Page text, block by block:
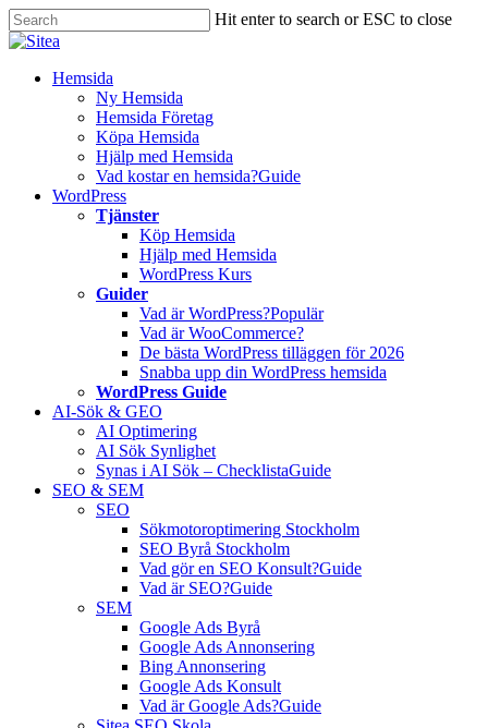
Skip
to
content
Hit enter to search or ESC to close
Close
InnehållHemsida
Ny Hemsida
Hemsida Företag
Köpa Hemsida
Hjälp med Hemsida
Vad kostar en hemsida?Guide
WordPress
Tjänster
Köp Hemsida
Hjälp med Hemsida
WordPress Kurs
Guider
Vad är WordPress?Populär
Vad är WooCommerce?
De bästa WordPress tilläggen för 2026
Snabba upp din WordPress hemsida
WordPress Guide
AI-Sök & GEO
AI Optimering
AI Sök Synlighet
Synas i AI Sök – ChecklistaGuide
SEO & SEM
SEO
Sökmotoroptimering Stockholm
SEO Byrå Stockholm
Vad gör en SEO Konsult?Guide
Vad är SEO?Guide
SEM
Google Ads Byrå
Google Ads Annonsering
Bing Annonsering
Google Ads Konsult
Vad är Google Ads?Guide